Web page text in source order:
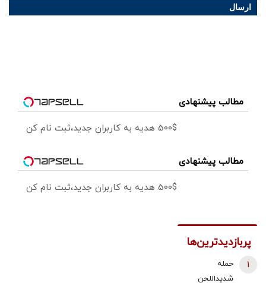
ارسال
مطالب پیشنهادی
500$ هدیه به کاربران جدید،ثبت نام کن
مطالب پیشنهادی
500$ هدیه به کاربران جدید،ثبت نام کن
پربازدیدترین‌ها
حمله
شدیداللحن
1